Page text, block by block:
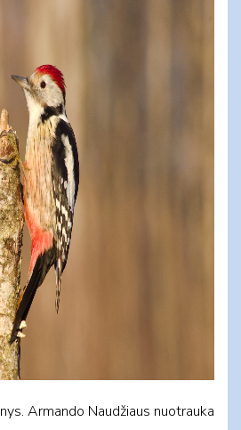
Armando Naudžiaus nuotrauka